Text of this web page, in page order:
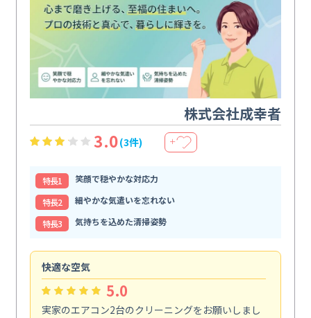
株式会社成幸者
3.0(3件) ＋
特⻑1
笑顔で穏やかな対応力
特⻑2
細やかな気遣いを忘れない
特⻑3
気持ちを込めた清掃姿勢
快適な空気
5.0
実家のエアコン2台のクリーニングをお願いしまし